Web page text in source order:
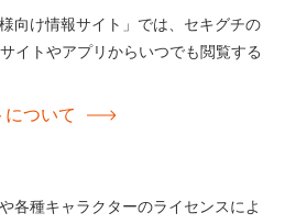
向け情報サイト」では、セキグチの
イトやアプリからいつでも閲覧する
ついて
各種キャラクターのライセンスによ